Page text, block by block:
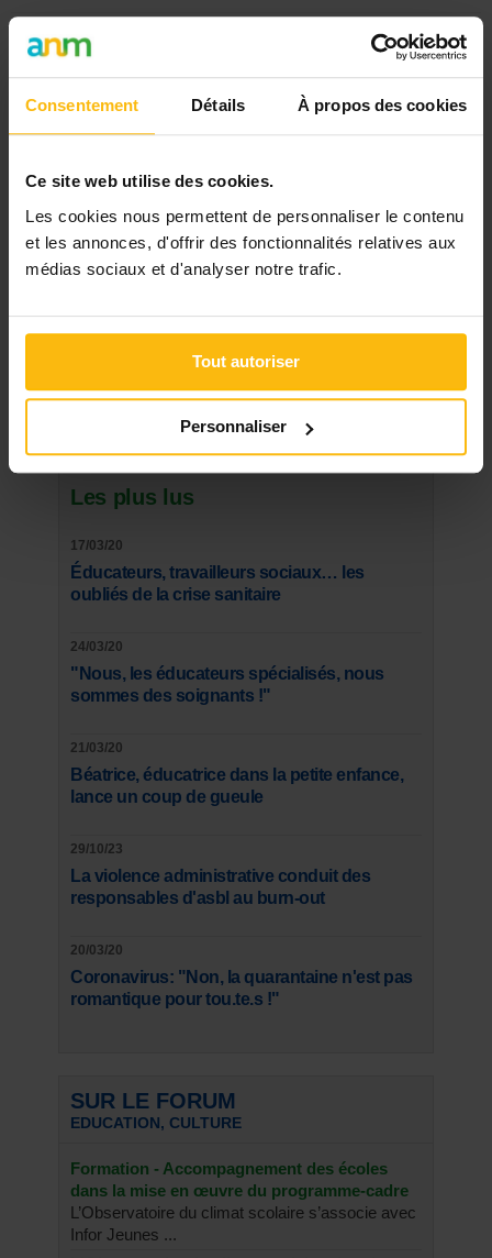
Consentement Détails À propos des cookies
Ce site web utilise des cookies.
Les cookies nous permettent de personnaliser le contenu
et les annonces, d'offrir des fonctionnalités relatives aux
médias sociaux et d'analyser notre trafic.
Tout autoriser
Personnaliser
Signaler
Rechercher
DU SECTEUR EDUCATION, CULTURE
Les plus lus
17/03/20
Éducateurs, travailleurs sociaux… les
oubliés de la crise sanitaire
24/03/20
"Nous, les éducateurs spécialisés, nous
sommes des soignants !"
21/03/20
Béatrice, éducatrice dans la petite enfance,
lance un coup de gueule
29/10/23
La violence administrative conduit des
responsables d'asbl au burn-out
20/03/20
Coronavirus: "Non, la quarantaine n'est pas
romantique pour tou.te.s !"
SUR LE FORUM
EDUCATION, CULTURE
Formation - Accompagnement des écoles
dans la mise en œuvre du programme-cadre
L’Observatoire du climat scolaire s’associe avec
Infor Jeunes ...